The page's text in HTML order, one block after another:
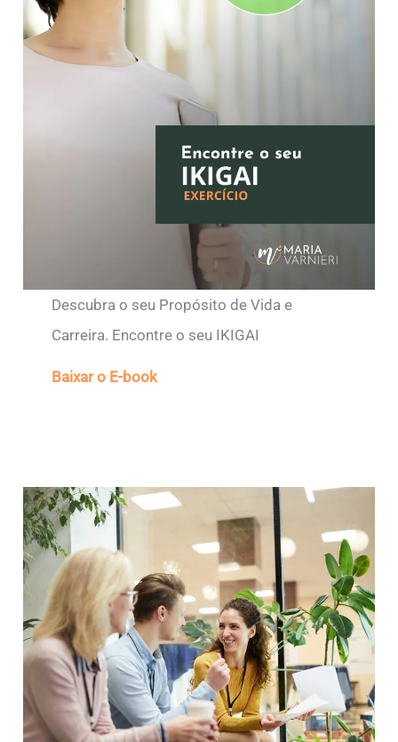
Descubra o seu Propósito de Vida e
Carreira. Encontre o seu IKIGAI
Baixar o E-book